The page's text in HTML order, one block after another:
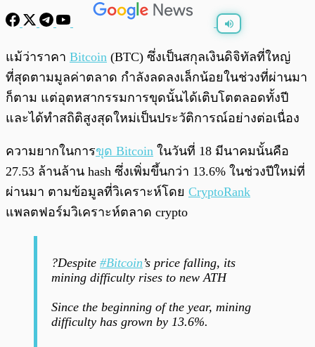
0:00 /0:00
แม้ว่าราคา Bitcoin (BTC) ซึ่งเป็นสกุลเงินดิจิทัลที่ใหญ่
ที่สุดตามมูลค่าตลาด กำลังลดลงเล็กน้อยในช่วงที่ผ่านมา
ก็ตาม แต่อุตหสากรรมการขุดนั้นได้เติบโตตลอดทั้งปี
และได้ทำสถิติสูงสุดใหม่เป็นประวัติการณ์อย่างต่อเนื่อง
ความยากในการขุด Bitcoin ในวันที่ 18 มีนาคมนั้นคือ
27.53 ล้านล้าน hash ซึ่งเพิ่มขึ้นกว่า 13.6% ในช่วงปีใหม่ที่
ผ่านมา ตามข้อมูลที่วิเคราะห์โดย CryptoRank
แพลตฟอร์มวิเคราะห์ตลาด crypto
?Despite #Bitcoin’s price falling, its
mining difficulty rises to new ATH
Since the beginning of the year, mining
difficulty has grown by 13.6%.